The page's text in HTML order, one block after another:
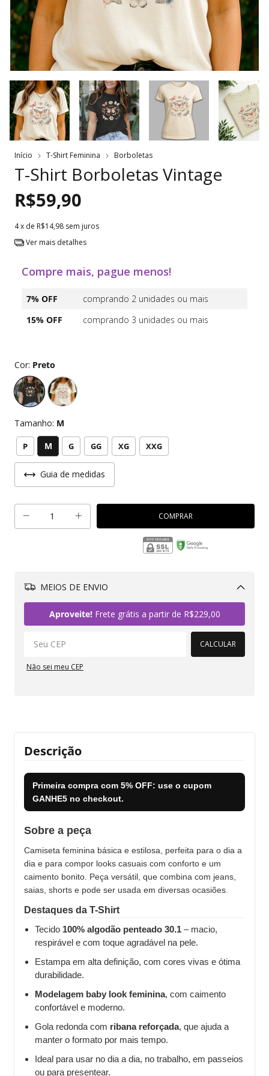
Início T-Shirt Feminina Borboletas
T-Shirt Borboletas Vintage
R$59,90
4x de R$14,98 sem juros
Ver mais detalhes
Compre mais, pague menos!
7% OFF
comprando 2 unidades ou mais
15% OFF
comprando 3 unidades ou mais
Cor: Preto
Tamanho: M
P M G GG XG XXG
Guia de medidas
MEIOS DE ENVIO
Aproveite!Frete grátis a partir de R$229,00
CALCULAR
Não sei meu CEP
Descrição
Primeira compra com 5% OFF: use o cupom
GANHE5 no checkout.
Sobre a peça
Camiseta feminina básica e estilosa, perfeita para o dia a
dia e para compor looks casuais com conforto e um
caimento bonito. Peça versátil, que combina com jeans,
saias, shorts e pode ser usada em diversas ocasiões.
Destaques da T-Shirt
Tecido 100% algodão penteado 30.1 – macio,
respirável e com toque agradável na pele.
Estampa em alta definição, com cores vivas e ótima
durabilidade.
Modelagem baby look feminina, com caimento
confortável e moderno.
Gola redonda com ribana reforçada, que ajuda a
manter o formato por mais tempo.
Ideal para usar no dia a dia, no trabalho, em passeios
ou para presentear.